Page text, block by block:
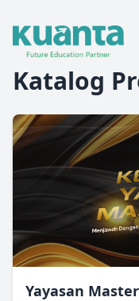
Katalog
Yayasan